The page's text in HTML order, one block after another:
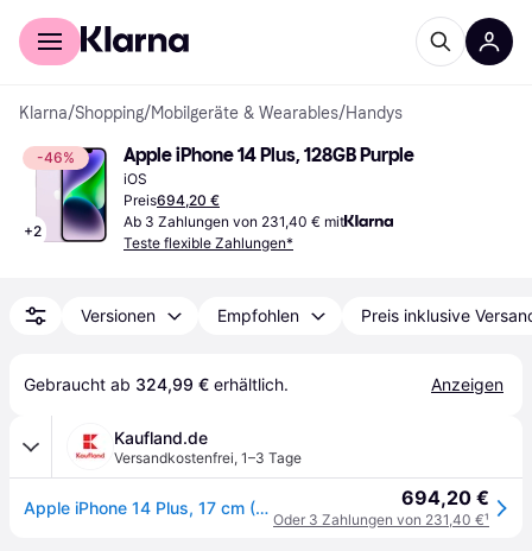
Für Shopper
Klarna/Shopping/Mobilgeräte & Wearables/Handys
-46%
+2
Apple iPhone 14 Plus, 128GB Purple
iOS
Preis694,20 €
Ab 3 Zahlungen von 231,40 € mit
Teste flexible Zahlungen*
Versionen Empfohlen Preis inklusive
Gebraucht ab 324,99 € erhältlich. Anzeigen
Kaufland.de
Versandkostenfrei, 1–3 Tage
Apple iPhone 14 Plus, 17 cm (6.7"), 2778 x 1284 Pixel, 128 GB, 12 MP, iOS 16, Violett 694,20 €
Oder 3 Zahlungen von 231,40 €¹